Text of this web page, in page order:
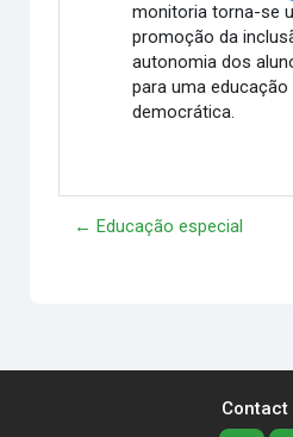
monitoria torna-se
promoção da
autonomia dos
para uma
democrática.
← Educação especial
Contact